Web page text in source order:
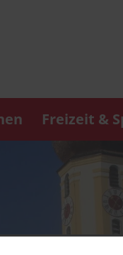
Freizeit &